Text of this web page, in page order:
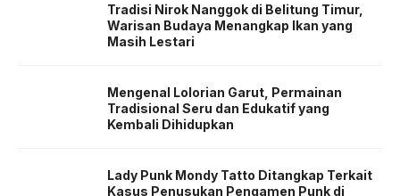
Tradisi Nirok Nanggok di Belitung Timur,
Warisan Budaya Menangkap Ikan yang
Masih Lestari
Mengenal Lolorian Garut, Permainan
Tradisional Seru dan Edukatif yang
Kembali Dihidupkan
Lady Punk Mondy Tatto Ditangkap Terkait
Kasus Penusukan Pengamen Punk di